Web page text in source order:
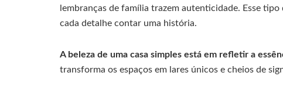
lembranças de família trazem autenticidade. Esse
cada detalhe contar uma história.
A beleza de uma casa simples está em refletir a
transforma os espaços em lares únicos e cheios de